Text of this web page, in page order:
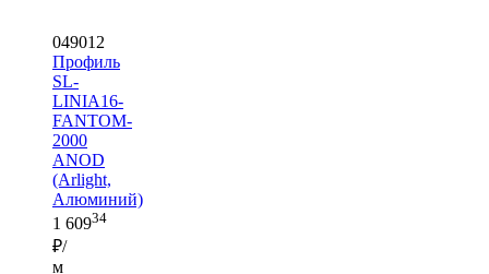
049012
Профиль
SL-
LINIA16-
FANTOM-
2000
ANOD
(Arlight,
Алюминий)
1 60934
₽/
м